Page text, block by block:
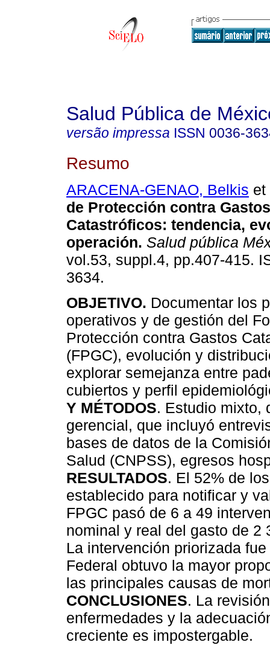
Salud Pública de
versão impressa ISSN 0036-
Resumo
ARACENA-GENAO, Belkis et
de Protección contra Gastos
Catastróficos: tendencia,
operación. Salud pública
vol.53, suppl.4, pp.407-415.
3634.
OBJETIVO. Documentar los
operativos y de gestión del
Protección contra Gastos
(FPGC), evolución y
explorar semejanza entre
cubiertos y perfil
Y MÉTODOS. Estudio mixto,
gerencial, que incluyó
bases de datos de la
Salud (CNPSS), egresos
RESULTADOS. El 52% de
establecido para notificar y
FPGC pasó de 6 a 49
nominal y real del gasto de 2
La intervención priorizada
Federal obtuvo la mayor
las principales causas de
CONCLUSIONES. La
enfermedades y la
creciente es impostergable.